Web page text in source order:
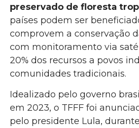
preservado de floresta
países podem ser
comprovem a conservação
com monitoramento via
20% dos recursos a povos
comunidades tradicionais.
Idealizado pelo governo
em 2023, o TFFF foi
pelo presidente Lula,